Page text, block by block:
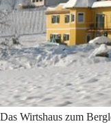
Das Wirtshaus zum